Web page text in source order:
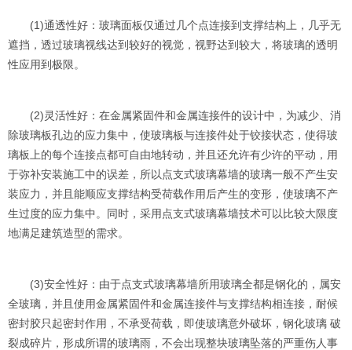
(1)通透性好：玻璃面板仅通过几个点连接到支撑结构上，几乎无
遮挡，透过玻璃视线达到较好的视觉，视野达到较大，将玻璃的透明
性应用到极限。
(2)灵活性好：在金属紧固件和金属连接件的设计中，为减少、消
除玻璃板孔边的应力集中，使玻璃板与连接件处于铰接状态，使得玻
璃板上的每个连接点都可自由地转动，并且还允许有少许的平动，用
于弥补安装施工中的误差，所以点支式玻璃幕墙的玻璃一般不产生安
装应力，并且能顺应支撑结构受荷载作用后产生的变形，使玻璃不产
生过度的应力集中。同时，采用点支式玻璃幕墙技术可以比较大限度
地满足建筑造型的需求。
(3)安全性好：由于点支式玻璃幕墙所用玻璃全都是钢化的，属安
全玻璃，并且使用金属紧固件和金属连接件与支撑结构相连接，耐候
密封胶只起密封作用，不承受荷载，即使玻璃意外破坏，钢化玻璃 破
裂成碎片，形成所谓的玻璃雨，不会出现整块玻璃坠落的严重伤人事